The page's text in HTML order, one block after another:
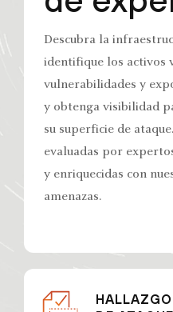
Descubra la
identifique los activos
vulnerabilidades y
y obtenga visibilidad
su superficie de
evaluadas por
y enriquecidas con
amenazas.